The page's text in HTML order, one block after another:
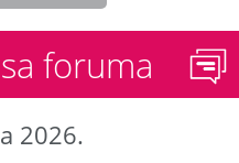
foruma
2026.